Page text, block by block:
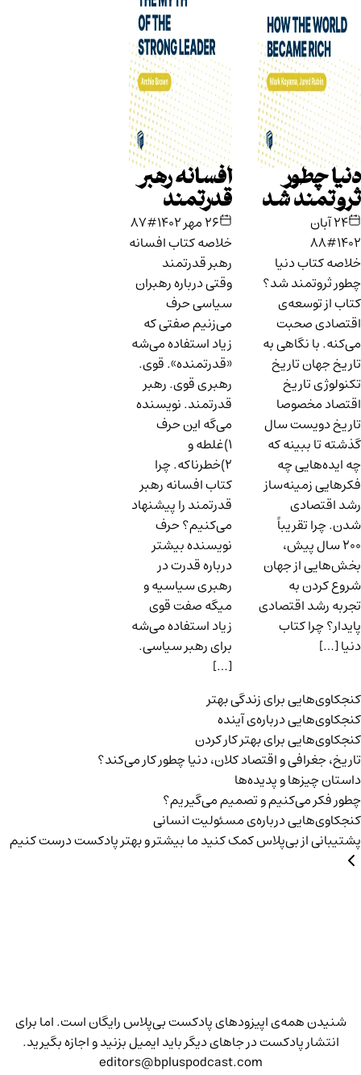
دنیا چطور
ثروتمند شد
۲۴ آبان
۱۴۰۲#88
خلاصه کتاب دنیا
چطور ثروتمند شد؟
کتاب از توسعه‌ی
اقتصادی صحبت
می‌کنه. با نگاهی به
تاریخ جهان تاریخ
تکنولوژی تاریخ
اقتصاد مخصوصا
تاریخ دویست سال
گذشته تا ببینه که
چه ایده‌هایی چه
فکرهایی زمینه‌ساز
رشد اقتصادی
شدن. چرا تقریباً
۲۰۰ سال پیش،
بخش‌هایی از جهان
شروع کردن به
تجربه رشد اقتصادی
پایدار؟ چرا کتاب
دنیا […]
افسانه رهبر
قدرتمند
۲۶ مهر ۱۴۰۲
#87
خلاصه کتاب افسانه
رهبر قدرتمند
وقتی درباره‌ رهبران
سیاسی حرف
می‌زنیم صفتی که
زیاد استفاده می‌شه
«قدرتمنده». قوی.
رهبری قوی. رهبر
قدرتمند. نویسنده
می‌گه این حرف
۱)غلطه و
۲)خطرناکه. چرا
کتاب افسانه رهبر
قدرتمند را پیشنهاد
می‌کنیم؟ حرف
نویسنده بیشتر
درباره قدرت در
رهبری سیاسیه و
میگه صفت قوی
زیاد استفاده می‌شه
برای رهبر سیاسی.
[…]
کنجکاوی‌هایی برای زندگی بهتر
کنجکاوی‌هایی درباره‌ی آينده
کنجکاوی‌هایی برای بهتر کار کردن
تاریخ،‌ جغرافی و اقتصاد کلان، دنیا چطور کار می‌کند؟
داستان چیزها و پدیده‌ها
چطور فکر می‌کنیم و تصمیم می‌گیریم؟
کنجکاوی‌هایی درباره‌ی مسئولیت انسانی
پشتیبانی از بی‌پلاسکمک کنید ما بیشتر و بهتر پادکست درست کنیم
شنیدن همه‌ی اپیزودهای پادکست بی‌پلاس رایگان است. اما برای
انتشار پادکست در جاهای دیگر باید ایمیل بزنید و اجازه بگیرید.
editors@bpluspodcast.com